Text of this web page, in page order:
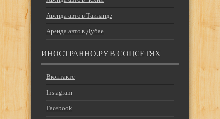
Аренда авто в Таиланде
Аренда авто в Дубае
ИНОСТРАННО.РУ В СОЦСЕТЯХ
Вконтакте
Instagram
Facebook